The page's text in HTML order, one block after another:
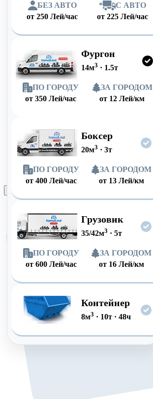
БЕЗ АВТО
от250 Лей/час
*
С АВТО
от 225 Лей/час
Фургон
14м3 · 1.5т
ПО ГОРОДУ
от 350 Лей/час
ЗА ГОРОДОМ
от 12 Лей/км
Боксер
20м3 · 3т
ПО ГОРОДУ
от 400 Лей/час
ЗА ГОРОДОМ
от 13 Лей/км
Грузовик
35/42м3 · 5т
ПО ГОРОДУ
от 600 Лей/час
ЗА ГОРОДОМ
от 16 Лей/км
Контейнер
8м3 · 10т· 48ч
Оформить заказ